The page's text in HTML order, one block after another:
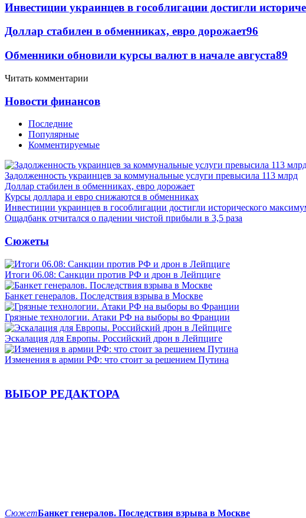
Инвестиции украинцев в гособлигации достигли
Доллар стабилен в обменниках, евро дорожает96
Обменники обновили курсы валют в начале августа89
Читать комментарии
Новости финансов
Последние
Популярные
Комментируемые
Задолженность украинцев за коммунальные услуги превысила 113 млрд
Доллар стабилен в обменниках, евро дорожает
Курсы доллара и евро снижаются в обменниках
Инвестиции украинцев в гособлигации достигли исторического
Ощадбанк отчитался о падении чистой прибыли в 3,5 раза
Сюжеты
Итоги 06.08: Санкции против РФ и дрон в Лейпциге
Банкет генералов. Последствия взрыва в Москве
Грязные технологии. Атаки РФ на выборы во Франции
Эскалация для Европы. Российский дрон в Лейпциге
Изменения в армии РФ: что стоит за решением Путина
ВЫБОР РЕДАКТОРА
СюжетБанкет генералов. Последствия взрыва в Москве